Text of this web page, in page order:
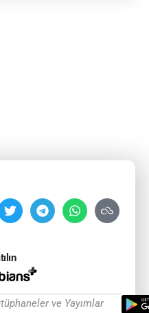
ve Yayımlar